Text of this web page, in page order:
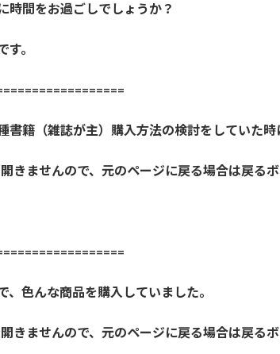
時間をお過ごしでしょうか？
。
籍（雑誌が主）購入方法の検討をしていた時
きませんので、元のページに戻る場合は戻る
色んな商品を購入していました。
きませんので、元のページに戻る場合は戻る